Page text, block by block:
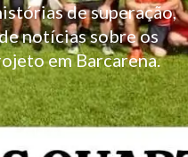
de superação,
notícias sobre os
em Barcarena.